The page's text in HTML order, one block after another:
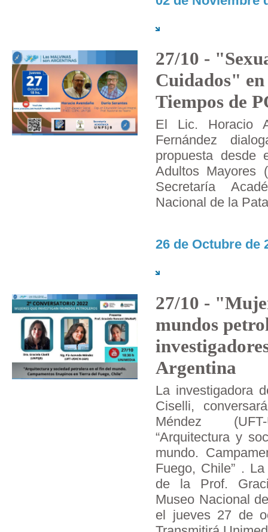
27/10 -
Cuidados"
Tiempos de
El Lic. Horacio
Fernández
propuesta desde
Adultos Mayores
Secretaría
Nacional de la
26 de Octubre de
27/10 -
mundos
Argentina
La investigadora
Ciselli,
Méndez (UFT-
“Arquitectura y
mundo.
Fuego, Chile” .
de la Prof.
Museo Nacional
el jueves 27 de